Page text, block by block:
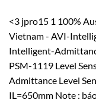
<3 jpro15 1 100%
Vietnam - AVI-
Intelligent-
PSM-1119 Level
Admittance Level
IL=650mm Note :